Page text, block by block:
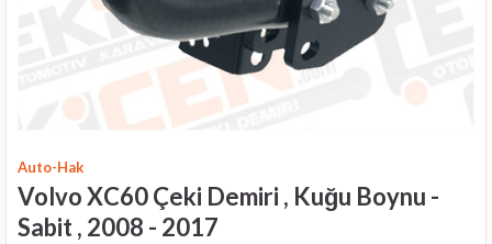
Auto-Hak
Volvo XC60 Çeki Demiri , Kuğu Boynu -
Sabit , 2008 - 2017